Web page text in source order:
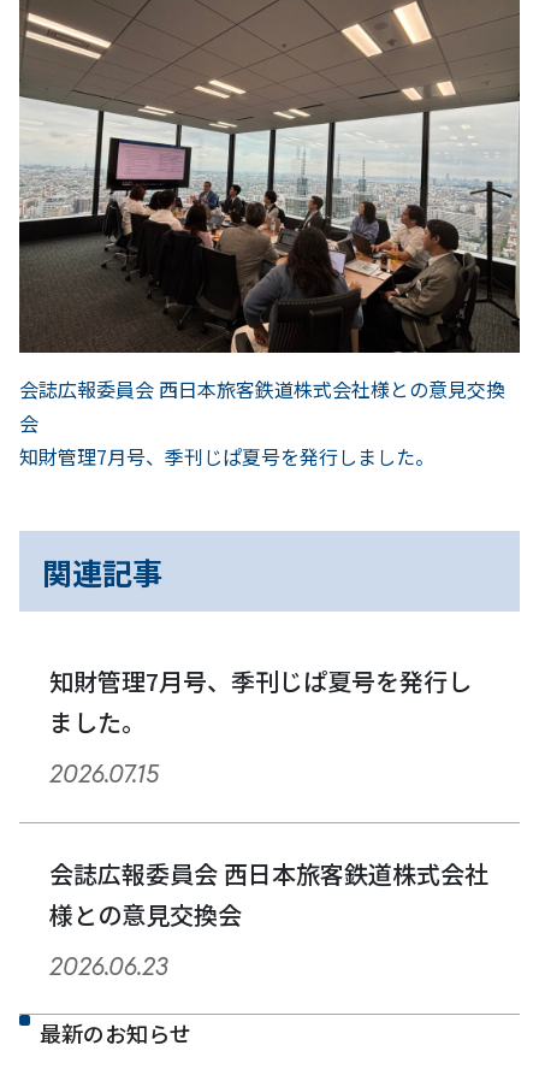
投
稿
ゲ
前
へ
会誌広報委員会 西日本旅客鉄道株式会社様との意見交換
会
次
知財管理7月号、季刊じぱ夏号を発行しました。
関連記事
知財管理7月号、季刊じぱ夏号を発行し
ました。
2026.07.15
会誌広報委員会 西日本旅客鉄道株式会社
様との意見交換会
2026.06.23
最新のお知らせ